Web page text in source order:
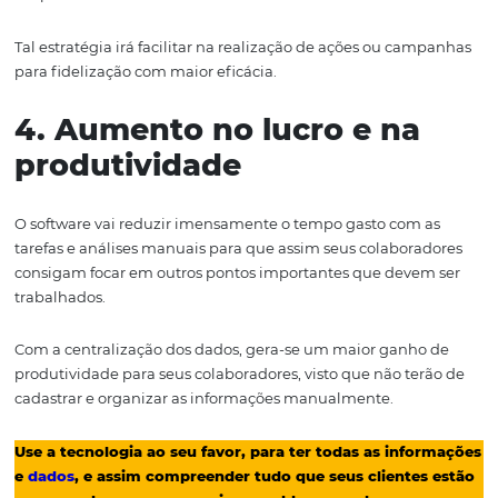
atendimentos e fechamentos, padronização do
vendas para toda a equipe, histórico completo das
rápidas, follow up ordenado e relatórios dinâmicos e
constantemente atualizados. Ou seja, você tem controle
sobre todas as suas operações e conhece as
Confira a seguir outros benefícios detalhados:
1. Redução de custos
Quando o hóspede já se encontra no banco de dados do
comunicação passa a se tornar mais direta – via email,
WhatsApp, Telefone, etc, sem precisar de um